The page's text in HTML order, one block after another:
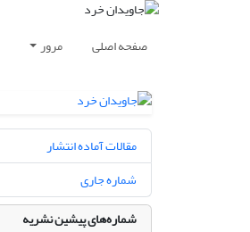
صفحه اصلی مرور
مقالات آماده انتشار
شماره جاری
شماره‌های پیشین نشریه